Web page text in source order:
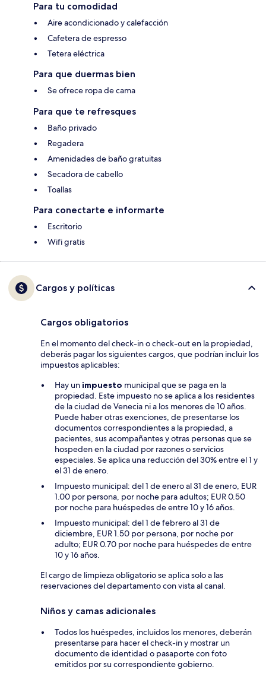
Para tu comodidad
Aire acondicionado y calefacción
Cafetera de espresso
Tetera eléctrica
Para que duermas bien
Se ofrece ropa de cama
Para que te refresques
Baño privado
Regadera
Amenidades de baño gratuitas
Secadora de cabello
Toallas
Para conectarte e informarte
Escritorio
Wifi gratis
Cargos y políticas
Cargos obligatorios
En el momento del check-in o check-out en la propiedad,
deberás pagar los siguientes cargos, que podrían incluir los
impuestos aplicables:
Hay unimpuesto municipal que se paga en la
propiedad. Este impuesto no se aplica a los residentes
de la ciudad de Venecia ni a los menores de 10 años.
Puede haber otras exenciones, de presentarse los
documentos correspondientes a la propiedad, a
pacientes, sus acompañantes y otras personas que se
hospeden en la ciudad por razones o servicios
especiales. Se aplica una reducción del 30% entre el 1 y
el 31 de enero.
Impuesto municipal: del 1 de enero al 31 de enero, EUR
1.00 por persona, por noche para adultos; EUR 0.50
por noche para huéspedes de entre 10 y 16 años.
Impuesto municipal: del 1 de febrero al 31 de
diciembre, EUR 1.50 por persona, por noche por
adulto; EUR 0.70 por noche para huéspedes de entre
10 y 16 años.
El cargo de limpieza obligatorio se aplica solo a las
reservaciones del departamento con vista al canal.
Niños y camas adicionales
Todos los huéspedes, incluidos los menores, deberán
presentarse para hacer el check-in y mostrar un
documento de identidad o pasaporte con foto
emitidos por su correspondiente gobierno.